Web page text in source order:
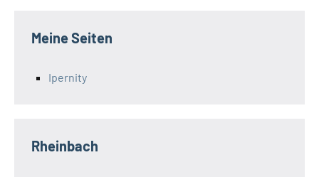
Meine Seiten
Ipernity
Rheinbach